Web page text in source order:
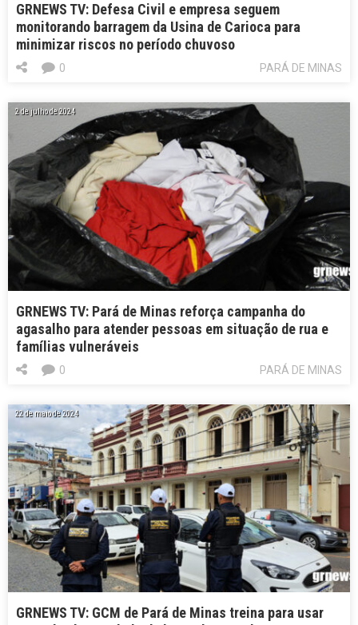
GRNEWS TV: Defesa Civil e empresa seguem
monitorando barragem da Usina de Carioca para
minimizar riscos no período chuvoso
PARÁ DE MINAS
0
2 de julho de 2024
GRNEWS TV: Pará de Minas reforça campanha do
agasalho para atender pessoas em situação de rua e
famílias vulneráveis
PARÁ DE MINAS
0
22 de maio de 2024
GRNEWS TV: GCM de Pará de Minas treina para usar